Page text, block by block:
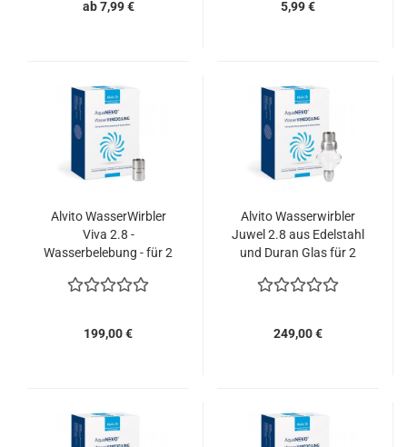
ab 7,99 € 5,99 €
Alvito WasserWirbler
Viva 2.8 -
Wasserbelebung - für 2
199,00 €
Alvito Wasserwirbler
Juwel 2.8 aus Edelstahl
und Duran Glas für 2
249,00 €